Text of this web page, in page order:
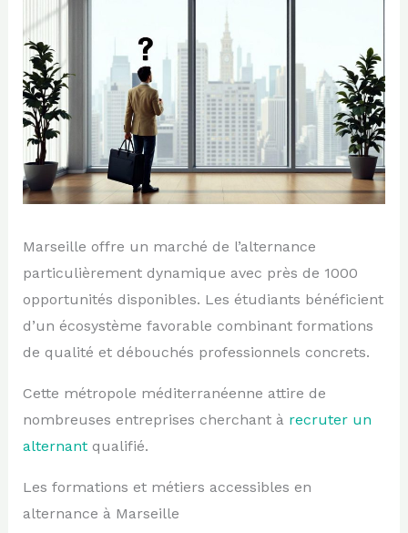
Marseille offre un marché de l’alternance
particulièrement dynamique avec près de 1000
opportunités disponibles. Les étudiants bénéficient
d’un écosystème favorable combinant formations
de qualité et débouchés professionnels concrets.
Cette métropole méditerranéenne attire de
nombreuses entreprises cherchant à recruter un
alternantqualifié.
Les formations et métiers accessibles en
alternance à Marseille